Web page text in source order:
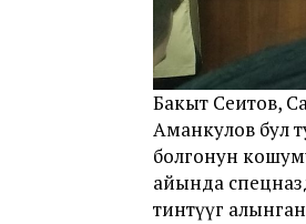
Бакыт Сеитов,
Аманкулов бул
болгонун
айында
тинтүүгө